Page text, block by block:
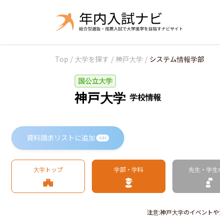
Top / 大学を探す / 神戸大学 / システム情報学部
国公立大学
神戸大学 学校情報
資料請求リストに追加 無料
大学トップ 学部・学科 先生・学生
注意:神戸大学のイベント